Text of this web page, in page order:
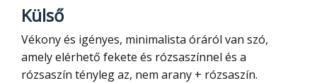
Külső
Vékony és igényes, minimalista óráról van szó,
amely elérhető fekete és rózsaszínnel és a
rózsaszín tényleg az, nem arany + rózsaszín.